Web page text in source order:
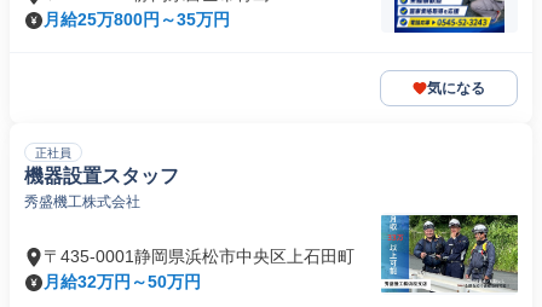
月給25万800円～35万円
気になる
正社員
機器設置スタッフ
秀盛機工株式会社
〒435-0001静岡県浜松市中央区上石田町
月給32万円～50万円